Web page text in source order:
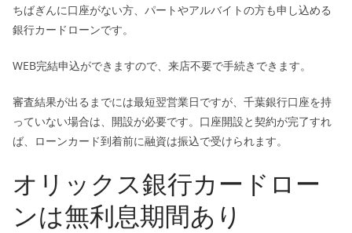
ちばぎんに口座がない方、パートやアルバイトの方も申し込める
銀行カードローンです。
WEB完結申込ができますので、来店不要で手続きできます。
審査結果が出るまでには最短翌営業日ですが、千葉銀行口座を持
っていない場合は、開設が必要です。口座開設と契約が完了すれ
ば、ローンカード到着前に融資は振込で受けられます。
オリックス銀行カードロー
ンは無利息期間あり